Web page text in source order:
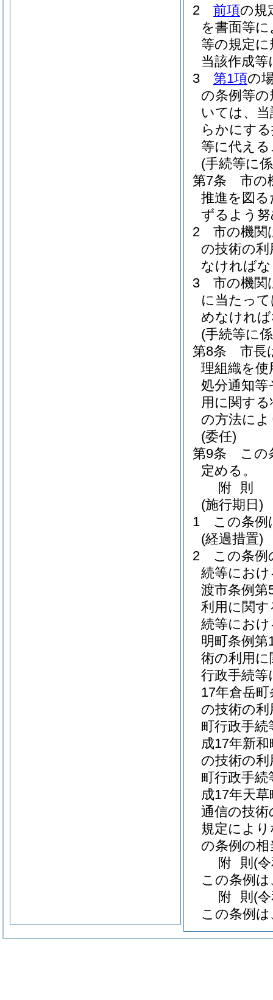
2
前項の規
を書面等
等の規定
当該作成
3
第1項の
の条例等
いては、
らかにす
等に代え
(手続等に
第7条
市の
推進を図
ずるよう
2
市の機関
の技術の
なければ
3
市の機関
に当たっ
めなけれ
(手続等に
第8条
市長
理組織を
処分通知
用に関す
の方法に
(委任)
第9条
この
定める。
附 則
(施行期日)
1
この条例
(経過措置)
2
この条例
続等にお
渡市条例第
利用に関す
続等にお
明町条例第
術の利用
行政手続
17年倉岳
の技術の
町行政手
成17年新
の技術の
町行政手
成17年天
通信の技
規定によ
の条例の
附 則 (
この条例
附 則 (
この条例